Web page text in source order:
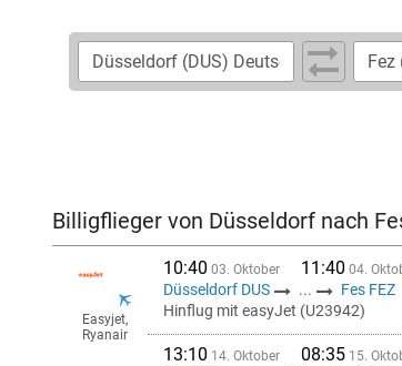
Billigflieger von Düsseldorf nach
10:40 03. Oktober 11:40 04.
Düsseldorf DUS ...
Fes FEZ
Hinflug mit easyJet (U23942)
13:10 14. Oktober 08:35 15.
Easyjet,
Ryanair